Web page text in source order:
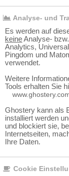
Analyse- und
Es werden auf
keineAnalyse-
Analytics,
Pingdom und
verwendet.
Weitere
Tools erhalten Sie
Ghostery kann als
installiert werden
und blockiert sie,
Internetseiten,
Ihre Daten.
Cookie